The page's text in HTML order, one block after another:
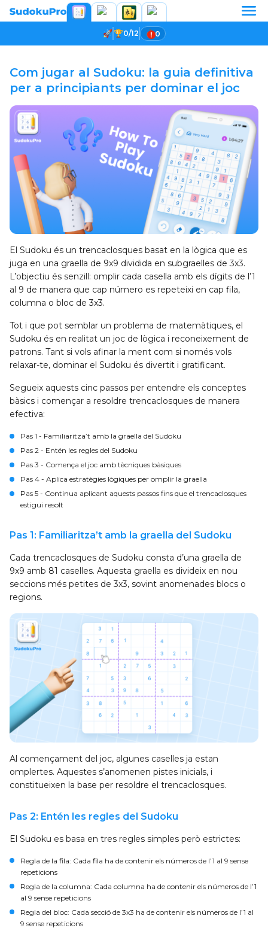
0/12 0
Com jugar al Sudoku: la guia definitiva
per a principiants per dominar el joc
El Sudoku és un trencaclosques basat en la lògica que es
juga en una graella de 9x9 dividida en subgraelles de 3x3.
L’objectiu és senzill: omplir cada casella amb els dígits de l’1
al 9 de manera que cap número es repeteixi en cap fila,
columna o bloc de 3x3.
Tot i que pot semblar un problema de matemàtiques, el
Sudoku és en realitat un joc de lògica i reconeixement de
patrons. Tant si vols afinar la ment com si només vols
relaxar-te, dominar el Sudoku és divertit i gratificant.
Segueix aquests cinc passos per entendre els conceptes
bàsics i començar a resoldre trencaclosques de manera
efectiva:
Pas 1 - Familiaritza’t amb la graella del Sudoku
Pas 2 - Entén les regles del Sudoku
Pas 3 - Comença el joc amb tècniques bàsiques
Pas 4 - Aplica estratègies lògiques per omplir la graella
Pas 5 - Continua aplicant aquests passos fins que el trencaclosques
estigui resolt
Pas 1: Familiaritza’t amb la graella del Sudoku
Cada trencaclosques de Sudoku consta d’una graella de
9x9 amb 81 caselles. Aquesta graella es divideix en nou
seccions més petites de 3x3, sovint anomenades blocs o
regions.
Al començament del joc, algunes caselles ja estan
omplertes. Aquestes s’anomenen pistes inicials, i
constitueixen la base per resoldre el trencaclosques.
Pas 2: Entén les regles del Sudoku
El Sudoku es basa en tres regles simples però estrictes:
Regla de la fila: Cada fila ha de contenir els números de l’1 al 9 sense
repeticions
Regla de la columna: Cada columna ha de contenir els números de l’1
al 9 sense repeticions
Regla del bloc: Cada secció de 3x3 ha de contenir els números de l’1 al
9 sense repeticions